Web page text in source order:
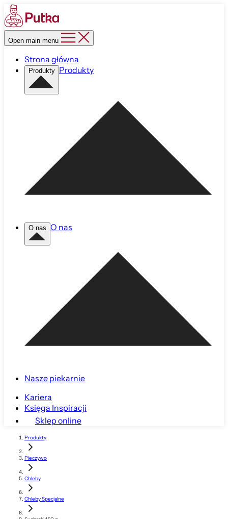
Open main menu
Strona główna
Produkty Produkty
O nas O nas
Nasze piekarnie
Kariera
Księga Inspiracji
Sklep online
Produkty
Pieczywo
Chleby
Chleby Specjalne